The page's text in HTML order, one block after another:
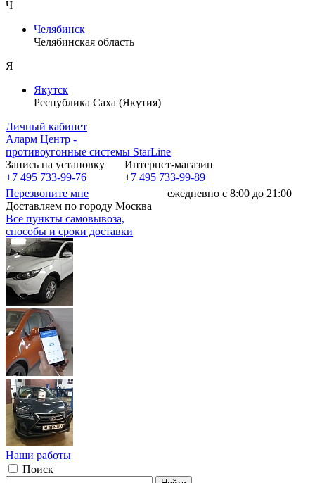
Ч
Челябинск
Челябинская область
Я
Якутск
Республика Саха (Якутия)
Личный кабинет
Аларм Центр -
противоугонные системы StarLine
Запись на установку
+7 495 733-99-76
Интернет-магазин
+7 495 733-99-89
Перезвоните мне
ежедневно с 8:00 до 21:00
Доставляем по городу Москва
Все пункты самовывоза,
способы и сроки доставки
Наши работы
Поиск